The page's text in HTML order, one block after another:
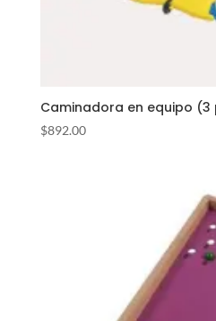
Caminadora en equipo (3
$892.00